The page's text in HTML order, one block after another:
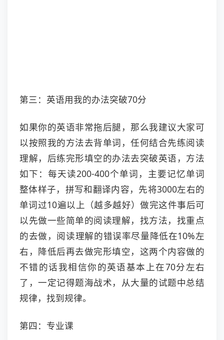
第三：英语用我的办法突破70分
如果你的英语非常拖后腿，那么我建议大家可
以按照我的方法去背单词，任何结合先练阅读
理解，后练完形填空的办法去突破英语，方法
如下：每天读200-400个单词，主要记忆单词
整体样子，拼写和翻译内容，先将3000左右的
单词过10遍以上（越多越好）做完这件事后可
以先做一些简单的阅读理解，找方法，找重点
的去做，阅读理解的错误率尽量降低在10%左
右，降低后再去做完形填空，这两个内容做的
不错的话我相信你的英语基本上在70分左右
了，一定记得题海战术，从大量的试题中总结
规律，找到规律。
第四：专业课